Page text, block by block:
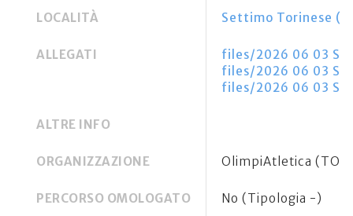
LOCALITÀ Settimo Torinese
ALLEGATI
files/2026 06 03
files/2026 06 03
files/2026 06 03
ALTRE INFO
ORGANIZZAZIONE OlimpiAtletica
PERCORSO OMOLOGATO No (Tipologia -)